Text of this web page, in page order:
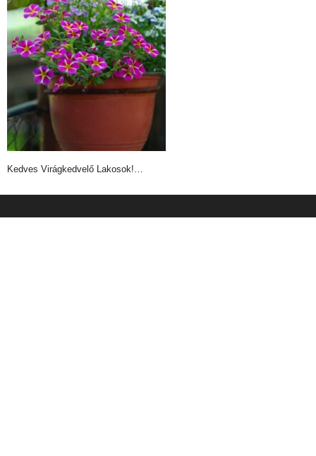
Kedves Virágkedvelő Lakosok!…